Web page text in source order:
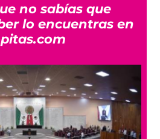
no sabías que
lo encuentras en